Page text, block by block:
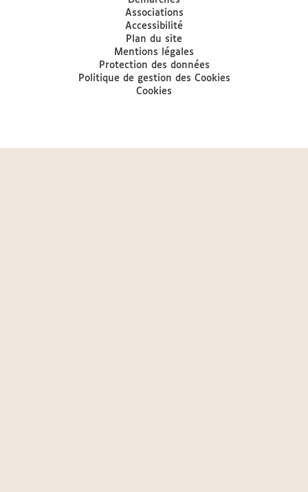
Associations
Accessibilité
Plan du site
Mentions légales
Protection des données
Politique de gestion des Cookies
Cookies